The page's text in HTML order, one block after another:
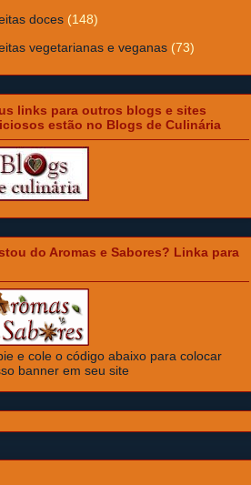
doces (148)
vegetarianas e veganas (73)
links para outros blogs e sites
estão no Blogs de Culinária
do Aromas e Sabores? Linka para
e cole o código abaixo para colocar
banner em seu site